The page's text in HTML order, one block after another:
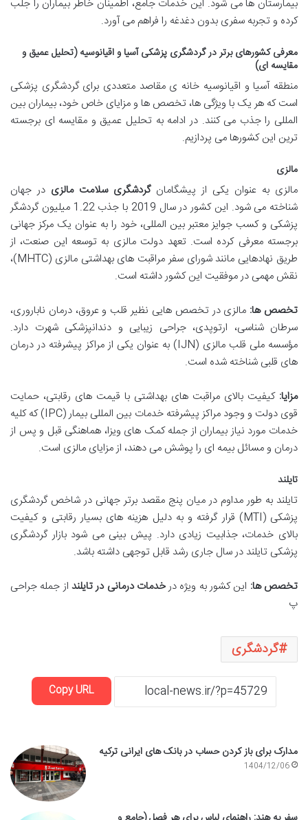
بیمارستان ها می شود. این خدمات جامع، اطمینان خاطر بیماران را جلب
کرده و تجربه سفری بدون دغدغه را فراهم می آورد.
معرفی کشورهای برتر در گردشگری پزشکی آسیا و اقیانوسیه (تحلیل عمیق و
مقایسه ای)
منطقه آسیا و اقیانوسیه خانه ی مقاصد متعددی برای گردشگری پزشکی
است که هر یک با ویژگی ها، تخصص ها و مزایای خاص خود، بیماران بین
المللی را جذب می کنند. در ادامه به تحلیل عمیق و مقایسه ای برجسته
ترین این کشورها می پردازیم.
مالزی
مالزی به عنوان یکی از پیشگامانگردشگری سلامت مالزی در جهان
شناخته می شود. این کشور در سال 2019 با جذب 1.22 میلیون گردشگر
پزشکی و کسب جوایز معتبر بین المللی، خود را به عنوان یک مرکز جهانی
برجسته معرفی کرده است. تعهد دولت مالزی به توسعه این صنعت، از
طریق نهادهایی مانند شورای سفر مراقبت های بهداشتی مالزی (MHTC)،
نقش مهمی در موفقیت این کشور داشته است.
تخصص ها: مالزی در تخصص هایی نظیر قلب و عروق، درمان ناباروری،
سرطان شناسی، ارتوپدی، جراحی زیبایی و دندانپزشکی شهرت دارد.
مؤسسه ملی قلب مالزی (IJN) به عنوان یکی از مراکز پیشرفته در درمان
های قلبی شناخته شده است.
مزایا: کیفیت بالای مراقبت های بهداشتی با قیمت های رقابتی، حمایت
قوی دولت و وجود مراکز پیشرفته خدمات بین المللی بیمار (IPC) که کلیه
خدمات مورد نیاز بیماران از جمله کمک های ویزا، هماهنگی قبل و پس از
درمان و مسائل بیمه ای را پوشش می دهند، از مزایای مالزی است.
تایلند
تایلند به طور مداوم در میان پنج مقصد برتر جهانی در شاخص گردشگری
پزشکی (MTI) قرار گرفته و به دلیل هزینه های بسیار رقابتی و کیفیت
بالای خدمات، جذابیت زیادی دارد. پیش بینی می شود بازار گردشگری
پزشکی تایلند در سال جاری رشد قابل توجهی داشته باشد.
تخصص ها: این کشور به ویژه درخدمات درمانی در تایلند از جمله جراحی
پ
گردشگری
Copy URL
مدارک برای باز کردن حساب در بانک های ایرانی ترکیه
1404/12/06